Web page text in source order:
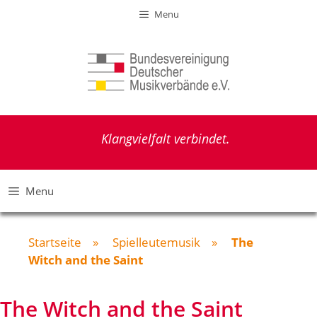
Menu
Klangvielfalt verbindet.
Menu
Startseite » Spielleutemusik » The
Witch and the Saint
The Witch and the Saint